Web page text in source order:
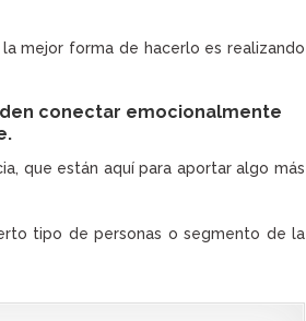
mejor forma de hacerlo es realizando
conectar emocionalmente
que están aquí para aportar algo más
tipo de personas o segmento de la